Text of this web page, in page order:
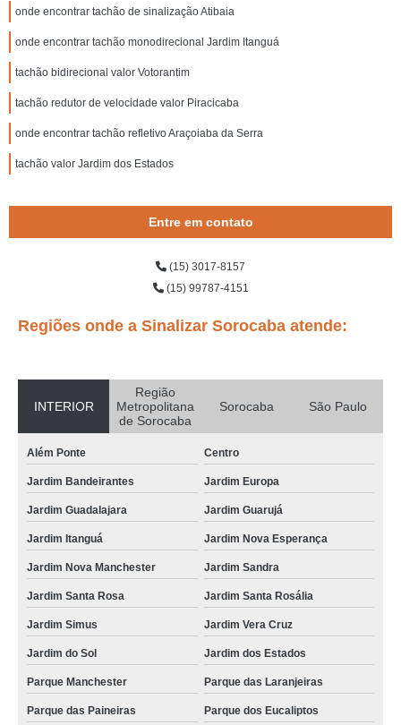
onde encontrar tachão de sinalização Atibaia
onde encontrar tachão monodirecional Jardim Itanguá
tachão bidirecional valor Votorantim
tachão redutor de velocidade valor Piracicaba
onde encontrar tachão refletivo Araçoiaba da Serra
tachão valor Jardim dos Estados
Entre em contato
(15) 3017-8157
(15) 99787-4151
Regiões onde a Sinalizar Sorocaba atende:
INTERIOR
Região
Metropolitana
de Sorocaba
Sorocaba São Paulo
Além Ponte Centro
Jardim Bandeirantes Jardim Europa
Jardim Guadalajara Jardim Guarujá
Jardim Itanguá Jardim Nova Esperança
Jardim Nova Manchester Jardim Sandra
Jardim Santa Rosa Jardim Santa Rosália
Jardim Simus Jardim Vera Cruz
Jardim do Sol Jardim dos Estados
Parque Manchester Parque das Laranjeiras
Parque das Paineiras Parque dos Eucaliptos